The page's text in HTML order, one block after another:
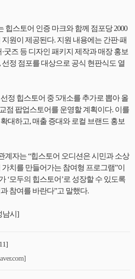
힙스토어 인증 마크와 함께 점포당 2000
원이 제공된다. 지원 내용에는 간판·패
·굿즈 등 디자인 패키지 제작과 매장 홍보
정 점포를 대상으로 공식 현판식도 열
선정 힙스토어 중 5개소를 추가로 뽑아 올
점 팝업스토어를 운영할 계획이다. 이를
대하고, 매출 증대와 로컬 브랜드 홍보
계자는 “힙스토어 오디션은 시민과 소상
치를 만들어가는 참여형 프로그램”이
‘모두의 힙스토어’로 성장할 수 있도록
참여를 바란다”고 말했다.
남시]